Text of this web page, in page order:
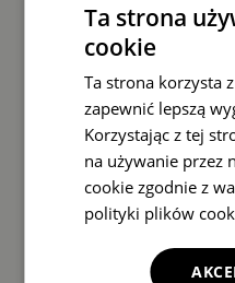
INSTRUKCJE MONTAŻU
Ta strona
cookie
Ta strona korzysta
zapewnić lepszą
Korzystając z tej
na używanie przez
cookie zgodnie z
polityki plików